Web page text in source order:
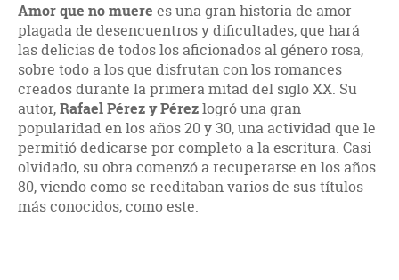
Amor que no muere es una gran historia de amor
plagada de desencuentros y dificultades, que hará
las delicias de todos los aficionados al género rosa,
sobre todo a los que disfrutan con los romances
creados durante la primera mitad del siglo XX. Su
autor,Rafael Pérez y Pérezlogró una gran
popularidad en los años 20 y 30, una actividad que le
permitió dedicarse por completo a la escritura. Casi
olvidado, su obra comenzó a recuperarse en los años
80, viendo como se reeditaban varios de sus títulos
más conocidos, como este.